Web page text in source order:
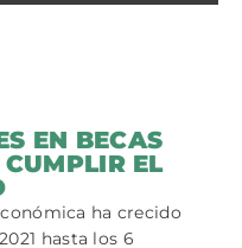
EN BECAS
EL
ha crecido
hasta los 6